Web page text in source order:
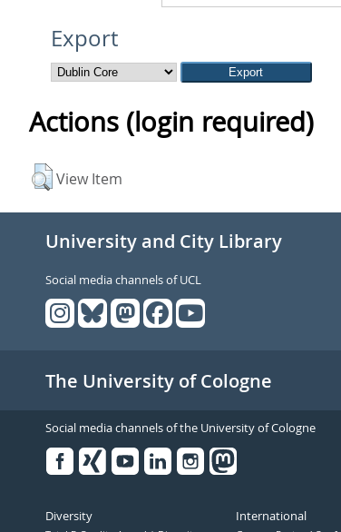
Export
Actions (login required)
View Item
University and City Library
Social media channels of UCL
The University of Cologne
Social media channels of the University of Cologne
Diversity International